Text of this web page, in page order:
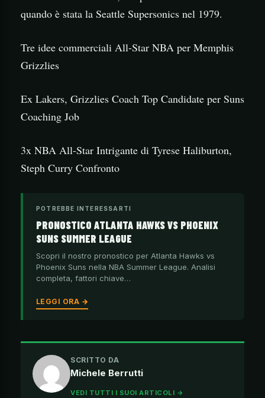
quando è stata la Seattle Supersonics nel 1979.
Tre idee commerciali All-Star NBA per Memphis
Grizzlies
Ex Lakers, Grizzlies Coach Top Candidate per Suns
Coaching Job
3x NBA All-Star Intrigante di Tyrese Haliburton,
Steph Curry Confronto
POTREBBE INTERESSARTI
PRONOSTICO ATLANTA HAWKS VS PHOENIX
SUNS SUMMER LEAGUE
Scopri il nostro pronostico per Atlanta Hawks vs
Phoenix Suns nella NBA Summer League. Analisi
completa, fattori chiave…
LEGGI ORA →
SCRITTO DA
Michele Berrutti
VEDI TUTTI I SUOI ARTICOLI →